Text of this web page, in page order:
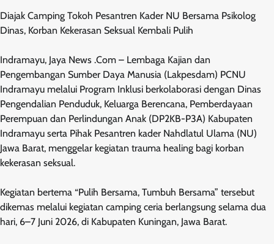
Diajak Camping Tokoh Pesantren Kader NU Bersama Psikolog
Dinas, Korban Kekerasan Seksual Kembali Pulih
Indramayu, Jaya News .Com – Lembaga Kajian dan
Pengembangan Sumber Daya Manusia (Lakpesdam) PCNU
Indramayu melalui Program Inklusi berkolaborasi dengan Dinas
Pengendalian Penduduk, Keluarga Berencana, Pemberdayaan
Perempuan dan Perlindungan Anak (DP2KB-P3A) Kabupaten
Indramayu serta Pihak Pesantren kader Nahdlatul Ulama (NU)
Jawa Barat, menggelar kegiatan trauma healing bagi korban
kekerasan seksual.
Kegiatan bertema “Pulih Bersama, Tumbuh Bersama” tersebut
dikemas melalui kegiatan camping ceria berlangsung selama dua
hari, 6–7 Juni 2026, di Kabupaten Kuningan, Jawa Barat.